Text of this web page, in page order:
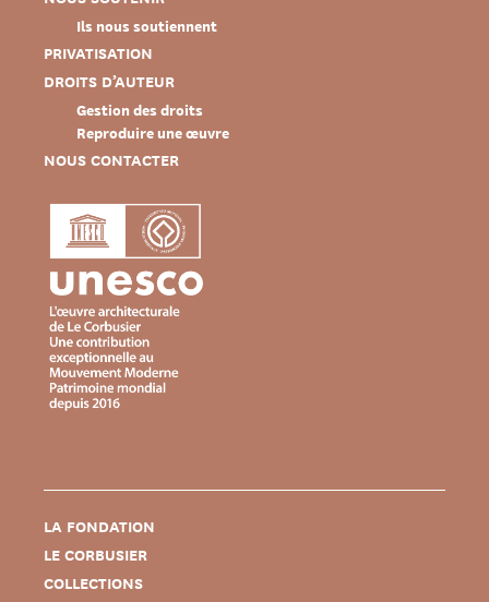
Ils nous soutiennent
PRIVATISATION
DROITS D’AUTEUR
Gestion des droits
Reproduire une œuvre
NOUS CONTACTER
LA FONDATION
LE CORBUSIER
COLLECTIONS